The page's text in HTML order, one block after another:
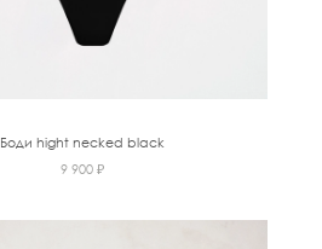
Боди hight necked black
9 900 ₽